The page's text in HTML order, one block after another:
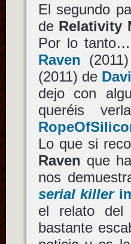
El segundo
de Relativity
Por lo tanto…
Raven
(2011) de
dejo con
queréis
Lo que si
Raven que
nos
serial killer
el relato del
bastante